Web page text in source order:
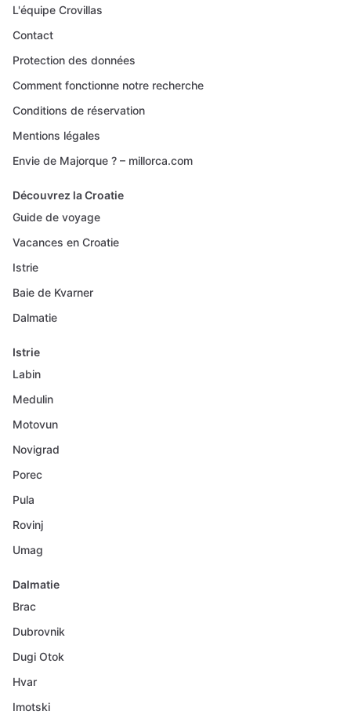
L'équipe Crovillas
Contact
Protection des données
Comment fonctionne notre recherche
Conditions de réservation
Mentions légales
Envie de Majorque ? – millorca.com
Découvrez la Croatie
Guide de voyage
Vacances en Croatie
Istrie
Baie de Kvarner
Dalmatie
Istrie
Labin
Medulin
Motovun
Novigrad
Porec
Pula
Rovinj
Umag
Dalmatie
Brac
Dubrovnik
Dugi Otok
Hvar
Imotski